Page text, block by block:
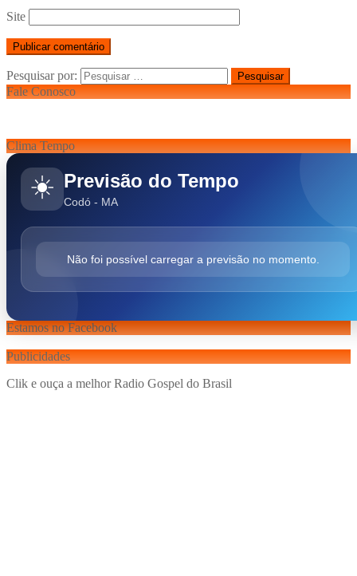
Site
Pesquisar por:
Fale Conosco
Clima Tempo
☀️ Previsão do Tempo
Codó - MA
Não foi possível carregar a previsão no momento.
Estamos no Facebook
Publicidades
Clik e ouça a melhor Radio Gospel do Brasil